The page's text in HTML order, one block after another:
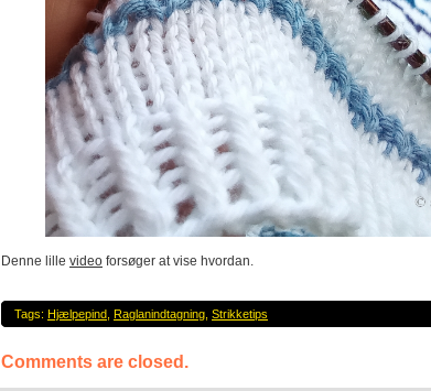
Denne lille video forsøger at vise hvordan.
Tags: Hjælpepind Raglanindtagning Strikketips
Comments are closed.